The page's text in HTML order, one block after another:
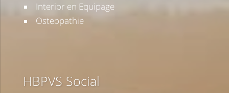
Interior en Equipage
Osteopathie
HBPVS Social